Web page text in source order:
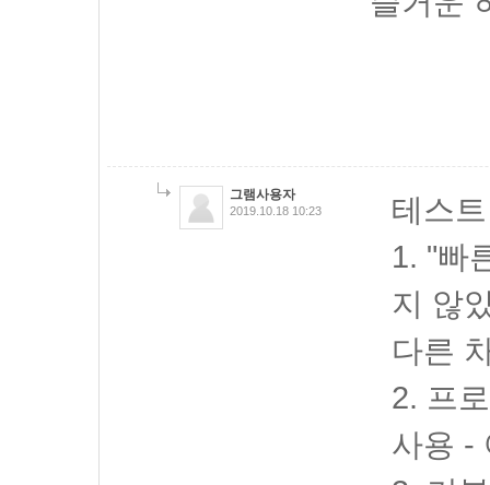
그램사용자
2019.10.18 10:23
테스
1. "빠
지 않
다른
2. 프
사용 -